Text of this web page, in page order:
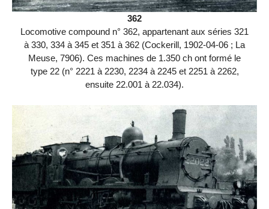
362
Locomotive compound n° 362, appartenant aux séries 321
à 330, 334 à 345 et 351 à 362 (Cockerill, 1902-04-06 ; La
Meuse, 7906). Ces machines de 1.350 ch ont formé le
type 22 (n° 2221 à 2230, 2234 à 2245 et 2251 à 2262,
ensuite 22.001 à 22.034).